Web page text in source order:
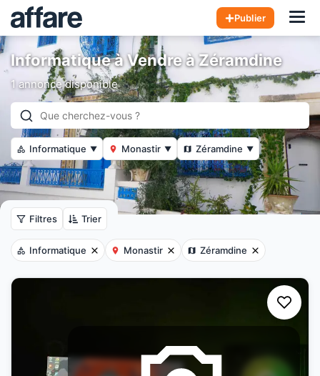
Publier
Informatique à Vendre à Zéramdine
1 annonce disponible
Informatique ▼ Monastir ▼ Zéramdine ▼
Filtres Trier
Informatique Monastir Zéramdine